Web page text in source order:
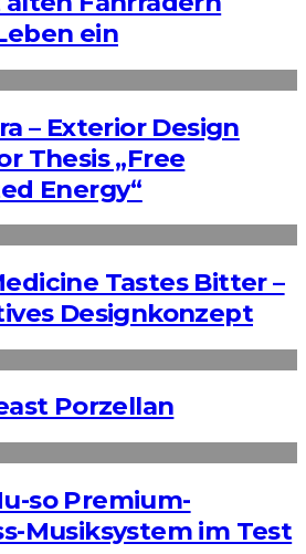
ein
– Exterior Design
Thesis „Free
Energy“
Tastes Bitter –
Designkonzept
Porzellan
so Premium-
Musiksystem im Test